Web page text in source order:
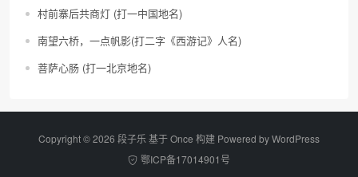
村前寨后共商灯 (打一中国地名)
南望六桥，一点帆影(打二字《西游记》人名)
菩萨心肠 (打一北京地名)
Copyright © 2026 段子乐 基于 Once 构建 Powered byWordPress
鄂ICP备17014901号